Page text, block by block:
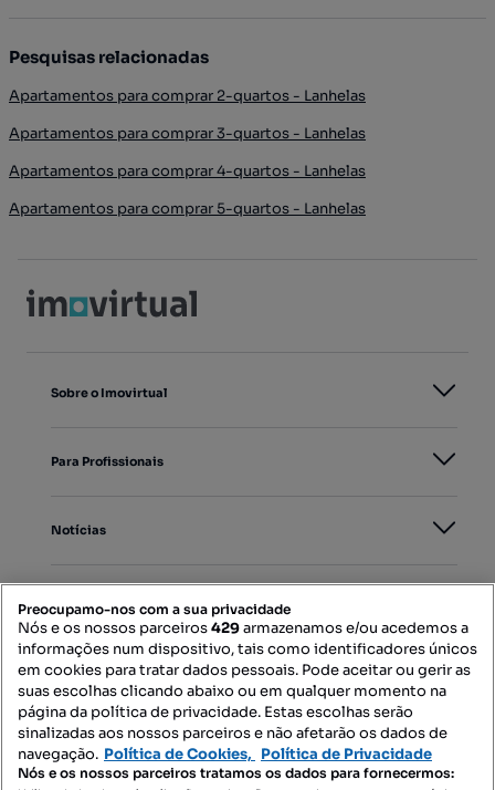
Pesquisas relacionadas
Apartamentos para comprar 2-quartos - Lanhelas
Apartamentos para comprar 3-quartos - Lanhelas
Apartamentos para comprar 4-quartos - Lanhelas
Apartamentos para comprar 5-quartos - Lanhelas
Sobre o Imovirtual
Para Profissionais
Notícias
Mapa do Site
Contacte-nos
Preocupamo-nos com a sua privacidade
Nós e os nossos parceiros429armazenamos e/ou acedemos a
informações num dispositivo, tais como identificadores únicos
em cookies para tratar dados pessoais. Pode aceitar ou gerir as
suas escolhas clicando abaixo ou em qualquer momento na
página da política de privacidade. Estas escolhas serão
sinalizadas aos nossos parceiros e não afetarão os dados de
navegação. Política de Cookies, Política de Privacidade
Nós e os nossos parceiros tratamos os dados para fornecermos: